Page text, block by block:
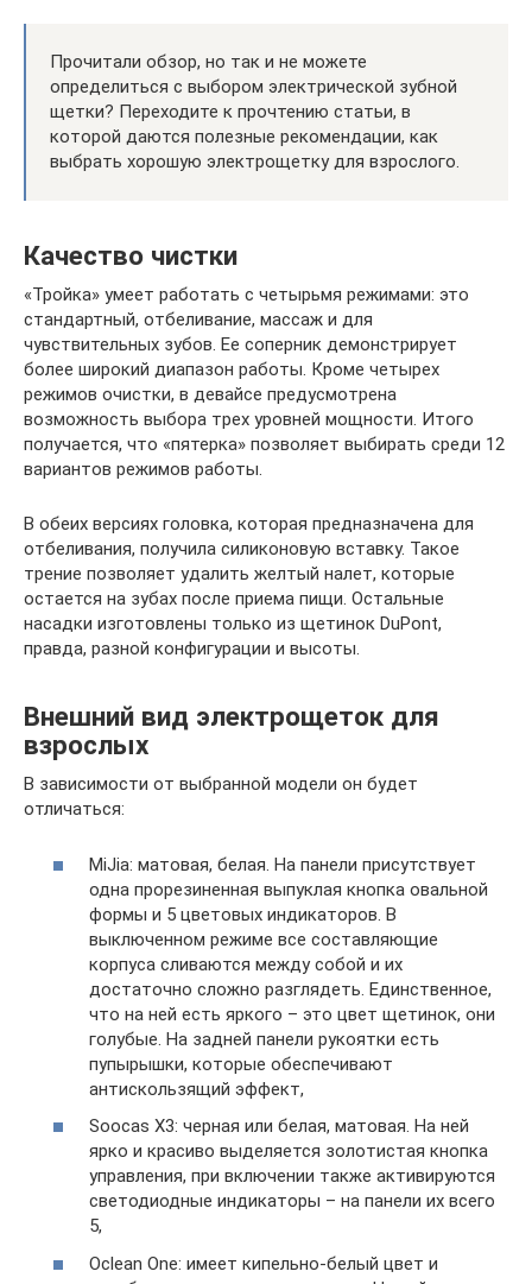
Прочитали обзор, но так и не можете
определиться с выбором электрической зубной
щетки? Переходите к прочтению статьи, в
которой даются полезные рекомендации, как
выбрать хорошую электрощетку для взрослого.
Качество чистки
«Тройка» умеет работать с четырьмя режимами: это
стандартный, отбеливание, массаж и для
чувствительных зубов. Ее соперник демонстрирует
более широкий диапазон работы. Кроме четырех
режимов очистки, в девайсе предусмотрена
возможность выбора трех уровней мощности. Итого
получается, что «пятерка» позволяет выбирать среди 12
вариантов режимов работы.
В обеих версиях головка, которая предназначена для
отбеливания, получила силиконовую вставку. Такое
трение позволяет удалить желтый налет, которые
остается на зубах после приема пищи. Остальные
насадки изготовлены только из щетинок DuPont,
правда, разной конфигурации и высоты.
Внешний вид электрощеток для
взрослых
В зависимости от выбранной модели он будет
отличаться:
MiJia: матовая, белая. На панели присутствует
одна прорезиненная выпуклая кнопка овальной
формы и 5 цветовых индикаторов. В
выключенном режиме все составляющие
корпуса сливаются между собой и их
достаточно сложно разглядеть. Единственное,
что на ней есть яркого – это цвет щетинок, они
голубые. На задней панели рукоятки есть
пупырышки, которые обеспечивают
антискользящий эффект,
Soocas X3: черная или белая, матовая. На ней
ярко и красиво выделяется золотистая кнопка
управления, при включении также активируются
светодиодные индикаторы – на панели их всего
5,
Oclean One: имеет кипельно-белый цвет и